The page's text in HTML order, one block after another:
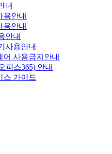
내
용안내
용안내
안내
사용안내
어 사용금지안내
피스365) 안내
스 가이드